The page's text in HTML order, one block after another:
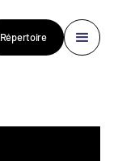
Répertoire